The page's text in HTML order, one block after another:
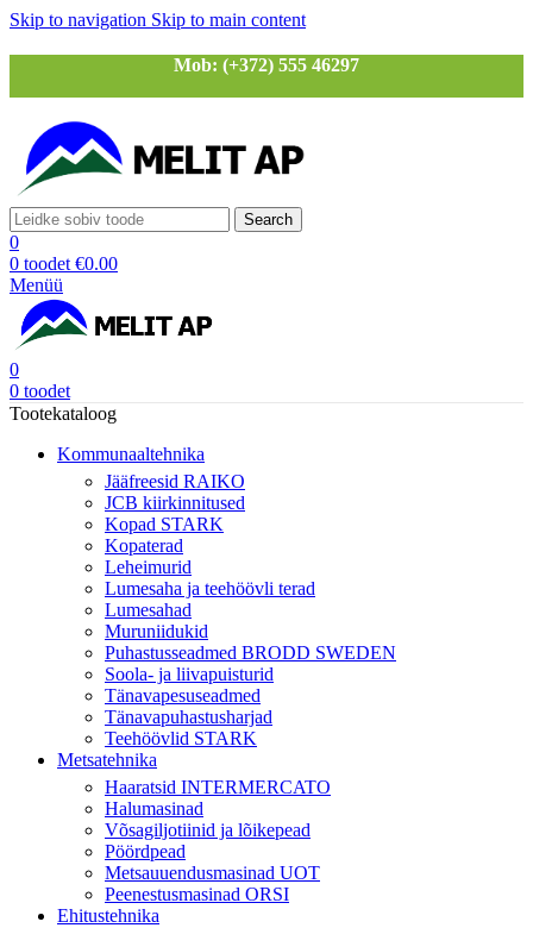
Skip to navigation Skip to main content
Mob: (+372) 555 46297
Search
0
0 toodet €0.00
Menüü
0
0 toodet
Tootekataloog
Kommunaaltehnika
Jääfreesid RAIKO
JCB kiirkinnitused
Kopad STARK
Kopaterad
Leheimurid
Lumesaha ja teehöövli terad
Lumesahad
Muruniidukid
Puhastusseadmed BRODD SWEDEN
Soola- ja liivapuisturid
Tänavapesuseadmed
Tänavapuhastusharjad
Teehöövlid STARK
Metsatehnika
Haaratsid INTERMERCATO
Halumasinad
Võsagiljotiinid ja lõikepead
Pöördpead
Metsauuendusmasinad UOT
Peenestusmasinad ORSI
Ehitustehnika